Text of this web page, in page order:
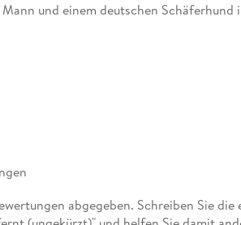
und einem deutschen
abgegeben. Schreiben Sie